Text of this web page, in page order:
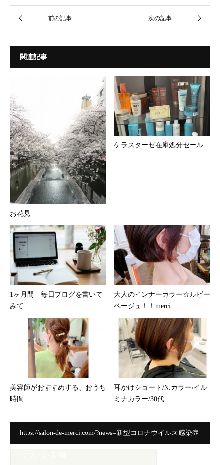
関連記事
お花見
ケラスターゼ在庫処分セール
1ヶ月間 毎日ブログを書いて
みて
大人のインナーカラー☆ルビー
ベージュ！！merci...
美容師がおすすめする、おうち
時間
耳かけショート/N.カラー/イル
ミナカラー/30代...
https://salon-de-merci.com/?news=新型コロナウイルス感染症